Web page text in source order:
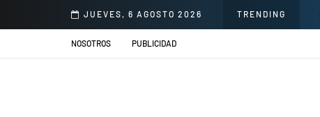
JUEVES, 6 AGOSTO 2026 TRENDING
se presentarán en el Jardín de la Cerveza Arequipeña
NOSOTROS PUBLICIDAD